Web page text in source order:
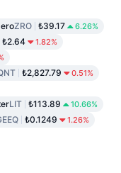
ZRO ₺39.17 6.26%
₺2.64 1.82%
₺2,827.79 0.51%
LIT ₺113.89 10.66%
₺0.1249 1.26%